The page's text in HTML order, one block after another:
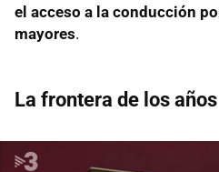
el acceso a la conducción
mayores.
La frontera de los años